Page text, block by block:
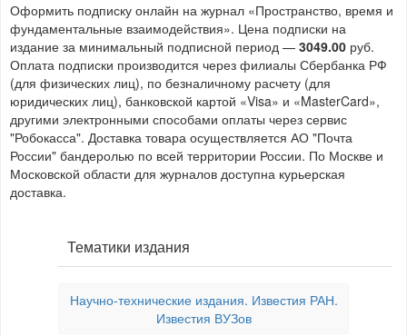
Оформить подписку онлайн на журнал «Пространство, время и
фундаментальные взаимодействия». Цена подписки на
издание за минимальный подписной период — 3049.00 руб.
Оплата подписки производится через филиалы Сбербанка РФ
(для физических лиц), по безналичному расчету (для
юридических лиц), банковской картой «Visa» и «MasterCard»,
другими электронными способами оплаты через сервис
"Робокасса". Доставка товара осуществляется АО "Почта
России" бандеролью по всей территории России. По Москве и
Московской области для журналов доступна курьерская
доставка.
Тематики издания
Научно-технические издания. Известия РАН.
Известия ВУЗов